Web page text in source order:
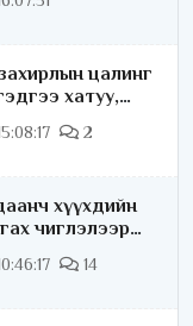
цалинг
хатуу,
2
хүүхдийн
чиглэлээр
14